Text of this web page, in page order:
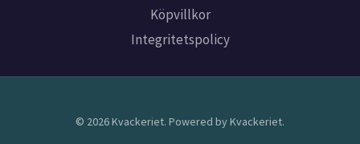
Köpvillkor
Integritetspolicy
© 2026 Kvackeriet. Powered by Kvackeriet.